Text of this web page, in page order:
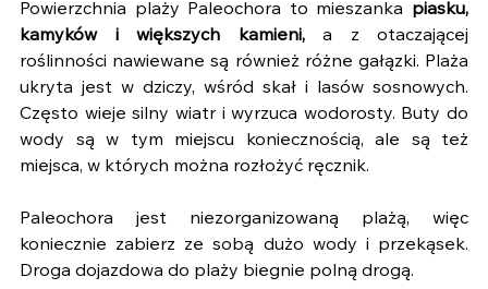
Powierzchnia plaży Paleochora to mieszanka piasku,
kamyków i większych kamieni, a z otaczającej
roślinności nawiewane są również różne gałązki. Plaża
ukryta jest w dziczy, wśród skał i lasów sosnowych.
Często wieje silny wiatr i wyrzuca wodorosty. Buty do
wody są w tym miejscu koniecznością, ale są też
miejsca, w których można rozłożyć ręcznik.
Paleochora jest niezorganizowaną plażą, więc
koniecznie zabierz ze sobą dużo wody i przekąsek.
Droga dojazdowa do plaży biegnie polną drogą.